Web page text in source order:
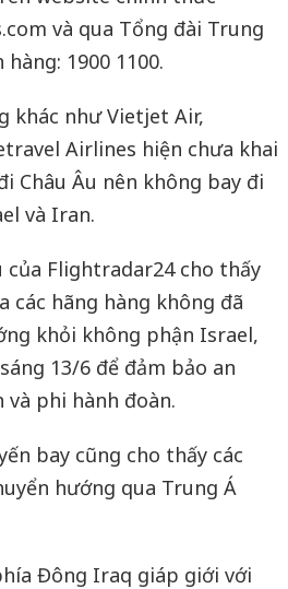
và qua Tổng đài Trung
‎1900 1100.
khác như Vietjet Air,
Airlines hiện chưa khai
Châu Âu nên không bay đi
và Iran.
Flightradar24 cho thấy
các hãng hàng không đã
khỏi không phận Israel,
13/6 để đảm bảo an
và phi hành đoàn.
bay cũng cho thấy các
hướng qua Trung Á
Đông Iraq giáp giới với